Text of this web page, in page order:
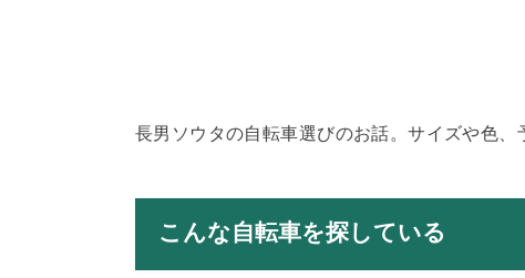
長男ソウタの自転車選びのお話。サイズや色、
こんな自転車を探している